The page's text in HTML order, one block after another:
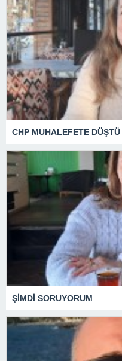
CHP MUHALEFETE DÜŞTÜ
ŞİMDİ SORUYORUM